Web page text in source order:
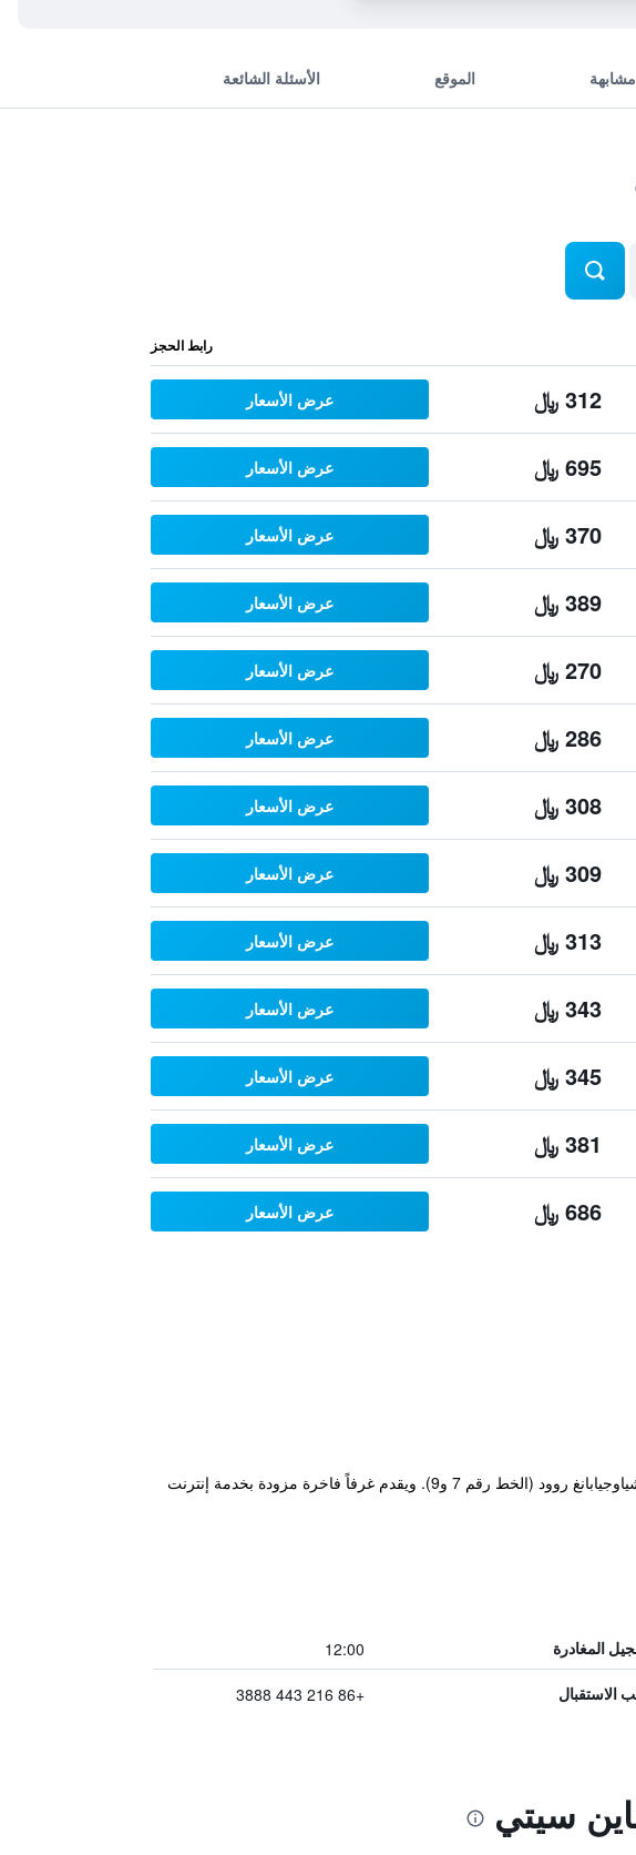
الموقع الأسئلة الشائعة
رابط الحجز
312 ﷼ عرض الأسعار
695 ﷼ عرض الأسعار
370 ﷼ عرض الأسعار
389 ﷼ عرض الأسعار
270 ﷼ عرض الأسعار
286 ﷼ عرض الأسعار
308 ﷼ عرض الأسعار
309 ﷼ عرض الأسعار
313 ﷼ عرض الأسعار
343 ﷼ عرض الأسعار
345 ﷼ عرض الأسعار
381 ﷼ عرض الأسعار
686 ﷼ عرض الأسعار
يقع فندق جين جيانغ باين سيتي وسط حي كسوجياهوي التجاري، على بعد خطوات فقط من محطة تشياوجيابانغ روود (الخط رقم 7 و9). ويقدم غرفاً فاخرة مزودة بخدمة إنترنت
المغادرة 12:00
الاستقبال +86 216 443 3888
سيتي